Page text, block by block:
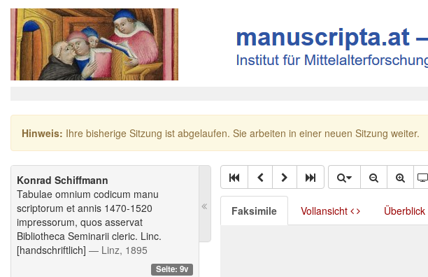
Hinweis: Ihre bisherige Sitzung ist abgelaufen. Sie arbeiten in einer neuen Sitzung weiter.
Konrad Schiffmann
Tabulae omnium codicum manu
scriptorum et annis 1470-1520
impressorum, quos asservat
Bibliotheca Seminarii cleric. Linc.
[handschriftlich] — Linz, 1895
Seite: 9v
Faksimile Vollansicht Überblick